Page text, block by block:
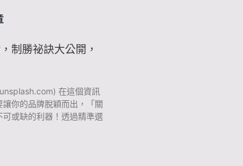
制勝祕訣大公開，
在這個資訊
你的品牌脫穎而出，「關
或缺的利器！透過精準選